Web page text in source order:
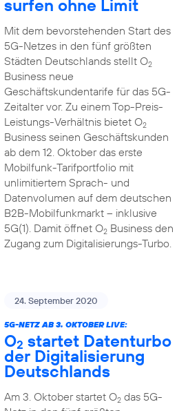
surfen ohne Limit
Mit dem bevorstehenden Start des
5G-Netzes in den fünf größten
Städten Deutschlands stellt O2
Business neue
Geschäftskundentarife für das 5G-
Zeitalter vor. Zu einem Top-Preis-
Leistungs-Verhältnis bietet O2
Business seinen Geschäftskunden
ab dem 12. Oktober das erste
Mobilfunk-Tarifportfolio mit
unlimitiertem Sprach- und
Datenvolumen auf dem deutschen
B2B-Mobilfunkmarkt – inklusive
5G(1). Damit öffnet O2Business den
Zugang zum Digitalisierungs-Turbo.
24. September 2020
5G-NETZ AB 3. OKTOBER LIVE:
O2 startet Datenturbo
der Digitalisierung
Deutschlands
Am 3. Oktober startet O2das 5G-